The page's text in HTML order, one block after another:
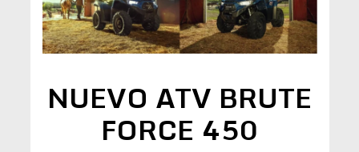
NUEVO ATV BRUTE
FORCE 450